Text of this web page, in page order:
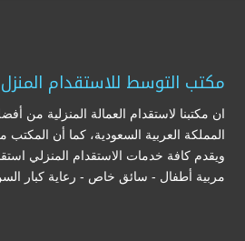
مكتب التوسط للاستقدام المنزل
ان مكتبنا لاستقدام العمالة المنزلية من
المملكة العربية السعودية، كما أن
ويقدم كافة خدمات الاستقدام المنزلي
مربية أطفال - سائق خاص - رعاية كبار